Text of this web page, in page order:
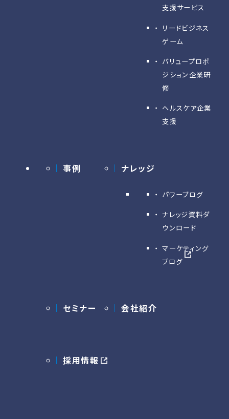
支援サービス
リードビジネス
ゲーム
バリュープロポ
ジション企業研
修
ヘルスケア企業
支援
事例 ナレッジ
パワーブログ
ナレッジ資料ダ
ウンロード
マーケティング
ブログ
セミナー 会社紹介
採用情報